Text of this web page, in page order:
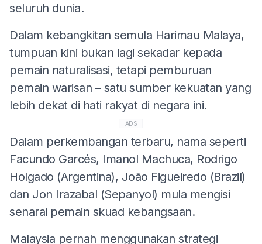
seluruh dunia.
Dalam kebangkitan semula Harimau Malaya,
tumpuan kini bukan lagi sekadar kepada
pemain naturalisasi, tetapi pemburuan
pemain warisan – satu sumber kekuatan yang
lebih dekat di hati rakyat di negara ini.
ADS
Dalam perkembangan terbaru, nama seperti
Facundo Garcés, Imanol Machuca, Rodrigo
Holgado (Argentina), João Figueiredo (Brazil)
dan Jon Irazabal (Sepanyol) mula mengisi
senarai pemain skuad kebangsaan.
Malaysia pernah menggunakan strategi